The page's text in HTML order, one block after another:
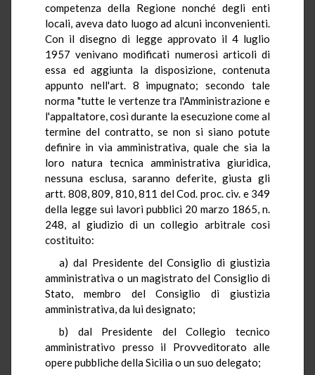
competenza della Regione nonché degli enti
locali, aveva dato luogo ad alcuni inconvenienti.
Con il disegno di legge approvato il 4 luglio
1957 venivano modificati numerosi articoli di
essa ed aggiunta la disposizione, contenuta
appunto nell'art. 8 impugnato; secondo tale
norma "tutte le vertenze tra l'Amministrazione e
l'appaltatore, così durante la esecuzione come al
termine del contratto, se non si siano potute
definire in via amministrativa, quale che sia la
loro natura tecnica amministrativa giuridica,
nessuna esclusa, saranno deferite, giusta gli
artt. 808, 809, 810, 811 del Cod. proc. civ. e 349
della legge sui lavori pubblici 20 marzo 1865, n.
248, al giudizio di un collegio arbitrale così
costituito:
a) dal Presidente del Consiglio di giustizia
amministrativa o un magistrato del Consiglio di
Stato, membro del Consiglio di giustizia
amministrativa, da lui designato;
b) dal Presidente del Collegio tecnico
amministrativo presso il Provveditorato alle
opere pubbliche della Sicilia o un suo delegato;